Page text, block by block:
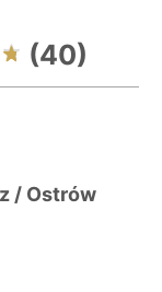
(40)
/ Ostrów